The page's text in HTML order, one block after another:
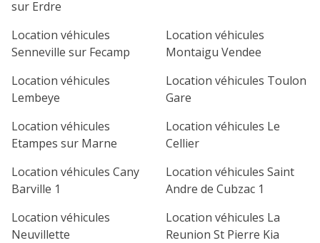
7
14 16 17
21 23 24 25
sur Erdre
Location véhicules
Senneville sur Fecamp
Location véhicules
Montaigu Vendee
Location véhicules
Lembeye
Location véhicules Toulon
Gare
Location véhicules
Etampes sur Marne
Location véhicules Le
Cellier
Location véhicules Cany
Barville 1
Location véhicules Saint
Andre de Cubzac 1
Location véhicules
Neuvillette
Location véhicules La
Reunion St Pierre Kia